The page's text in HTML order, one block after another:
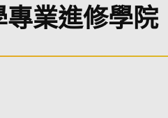
專業進修學